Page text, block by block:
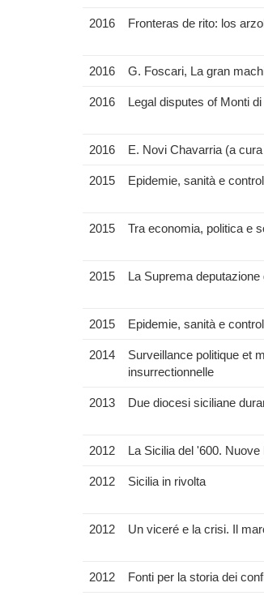
2016 Fronteras de rito: los
2016 G. Foscari, La gran
2016 Legal disputes of Monti
2016 E. Novi Chavarria (a
2015 Epidemie, sanità e
2015 Tra economia, politica e
2015 La Suprema
2015 Epidemie, sanità e
2014
Surveillance politique et
insurrectionnelle
2013 Due diocesi siciliane
2012 La Sicilia del '600. Nuove
2012 Sicilia in rivolta
2012 Un viceré e la crisi. Il
2012 Fonti per la storia dei